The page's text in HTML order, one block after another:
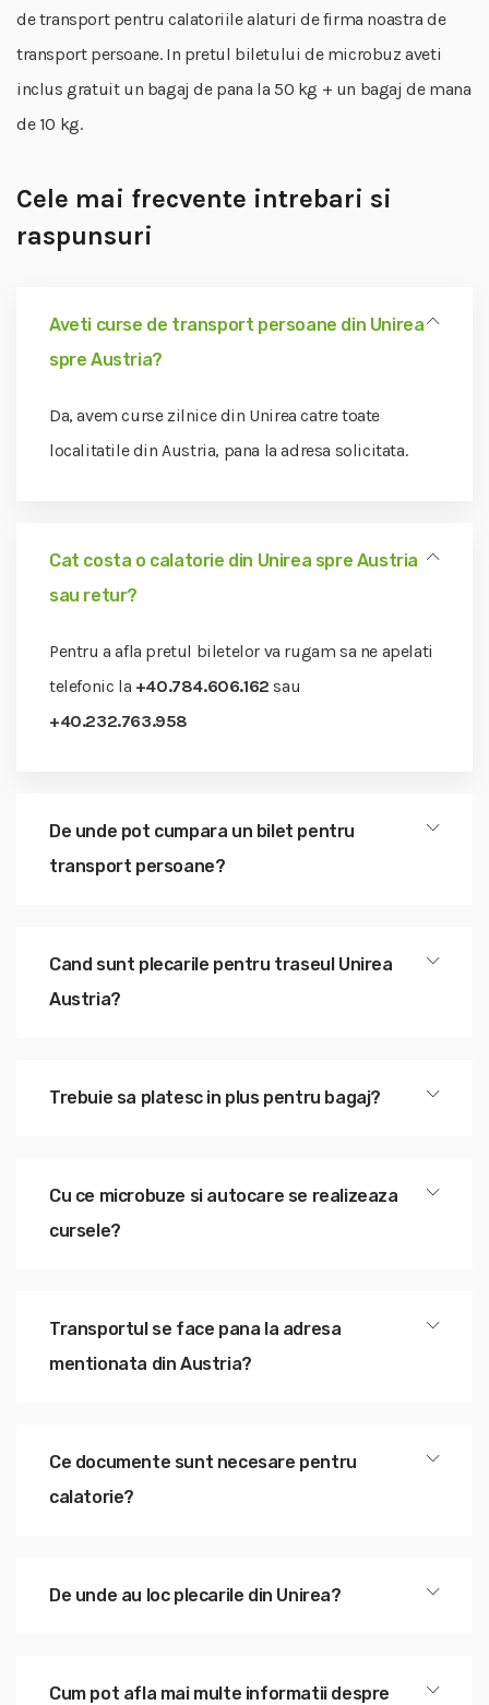
de transport pentru calatoriile alaturi de firma noastra de
transport persoane. In pretul biletului de microbuz aveti
inclus gratuit un bagaj de pana la 50 kg + un bagaj de mana
de 10 kg.
Cele mai frecvente intrebari si
raspunsuri
Aveti curse de transport persoane din Unirea
spre Austria?
Da, avem curse zilnice din Unirea catre toate
localitatile din Austria, pana la adresa solicitata.
Cat costa o calatorie din Unirea spre Austria
sau retur?
Pentru a afla pretul biletelor va rugam sa ne apelati
telefonic la +40.784.606.162 sau
+40.232.763.958
De unde pot cumpara un bilet pentru
transport persoane?
Cand sunt plecarile pentru traseul Unirea
Austria?
Trebuie sa platesc in plus pentru bagaj?
Cu ce microbuze si autocare se realizeaza
cursele?
Transportul se face pana la adresa
mentionata din Austria?
Ce documente sunt necesare pentru
calatorie?
De unde au loc plecarile din Unirea?
Cum pot afla mai multe informatii despre